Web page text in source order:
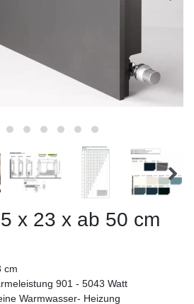
x 23 x ab 50 cm
cm
901 - 5043 Watt
Warmwasser- Heizung